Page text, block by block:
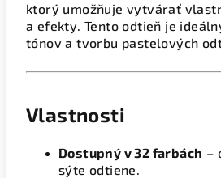
ktorý umožňuje vytvárať
a efekty. Tento odtieň je
tónov a tvorbu pastelových
Vlastnosti
Dostupný v 32 farbách –
sýte odtiene.